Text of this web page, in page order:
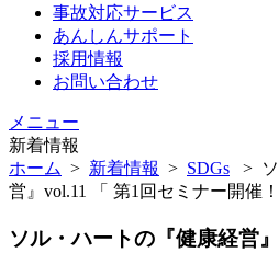
事故対応サービス
あんしんサポート
採用情報
お問い合わせ
メニュー
新着情報
ホーム > 新着情報 > SDGs >
営』vol.11 「 第1回セミナー開催
ソル・ハートの『健康経営